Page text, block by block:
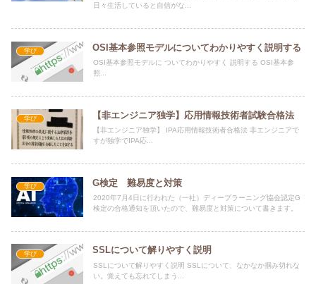
日々生活していると自信がな...
学び OSI基本参照モデルについてわかりやすく説明する
OSI基本参照モデルに ついてわかりやすく 説明する OSI基本参
照...
学び 【非エンジニア独学】応用情報技術者試験合格法
【非エンジニア独学】 IPA応用情報技術者合格法 非エンジニアで
すが独学でIPA応...
学び G検定 難易度と対策
2020年7月4日に行われた（一社）ディープラーニング協会認定G
検定の合格通知を頂いたので、難易度と対策について書きます。
学び SSLについて解りやすく説明
SSLについて解りやすく説明 SSLについて、なかなか掴み切れな
い。覚えても忘れてしまう...